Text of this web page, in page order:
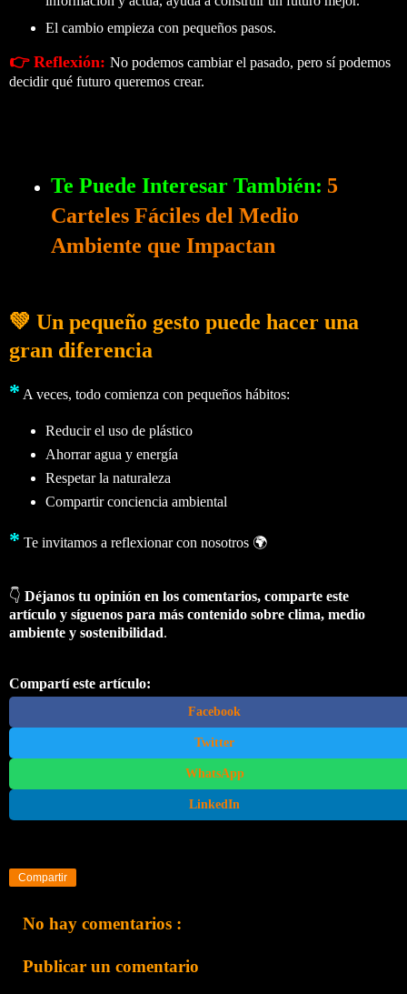
El cambio empieza con pequeños pasos.
👉 Reflexión: No podemos cambiar el pasado, pero sí podemos
decidir qué futuro queremos crear.
Te Puede Interesar También: 5
Carteles Fáciles del Medio
Ambiente que Impactan
💚 Un pequeño gesto puede hacer una
gran diferencia
* A veces, todo comienza con pequeños hábitos:
Reducir el uso de plástico
Ahorrar agua y energía
Respetar la naturaleza
Compartir conciencia ambiental
* Te invitamos a reflexionar con nosotros 🌍
👇 Déjanos tu opinión en los comentarios, comparte este
artículo y síguenos para más contenido sobre clima, medio
ambiente y sostenibilidad.
Compartí este artículo:
Facebook
Twitter
WhatsApp
LinkedIn
Compartir
No hay comentarios :
Publicar un comentario